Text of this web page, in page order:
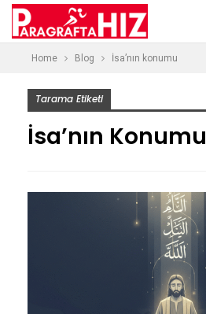
Home Blog İsa’nın konumu
Tarama Etiketi
İsa’nın Konumu